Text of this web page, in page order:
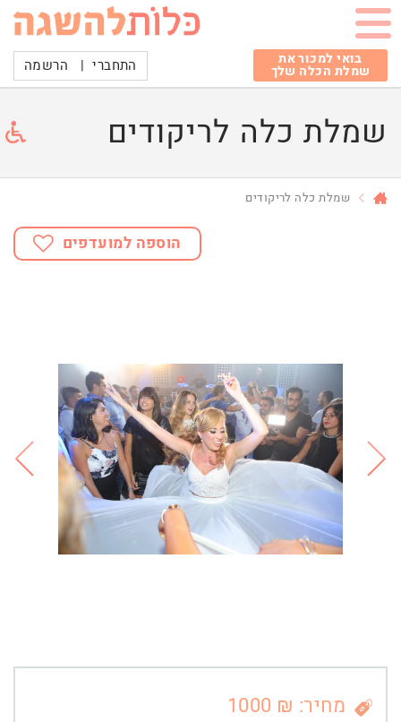
בואי למכור את
שמלת הכלה שלך התחברי | הרשמה
שמלת כלה לריקודים
שמלת כלה לריקודים
הוספה למועדפים
מחיר: ₪ 1000